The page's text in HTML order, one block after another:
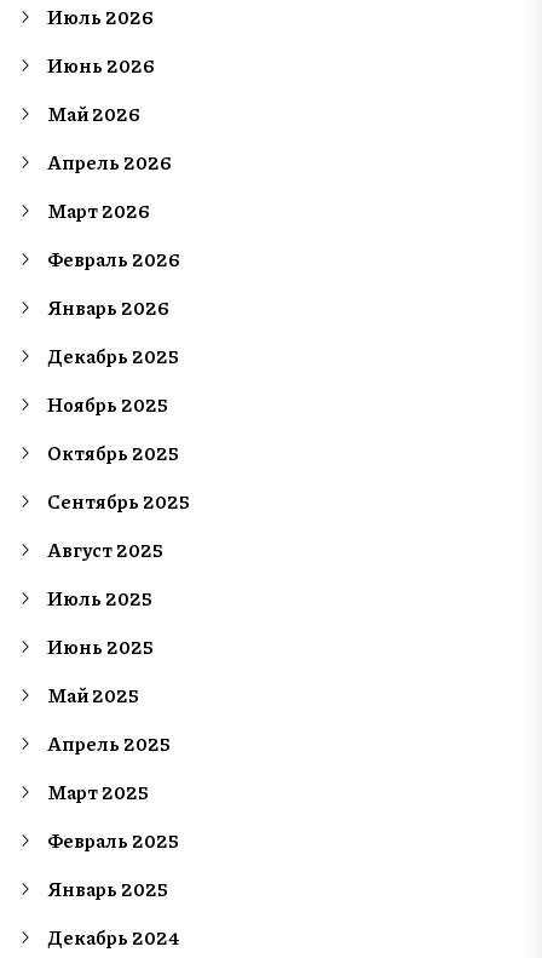
Июль 2026
Июнь 2026
Май 2026
Апрель 2026
Март 2026
Февраль 2026
Январь 2026
Декабрь 2025
Ноябрь 2025
Октябрь 2025
Сентябрь 2025
Август 2025
Июль 2025
Июнь 2025
Май 2025
Апрель 2025
Март 2025
Февраль 2025
Январь 2025
Декабрь 2024